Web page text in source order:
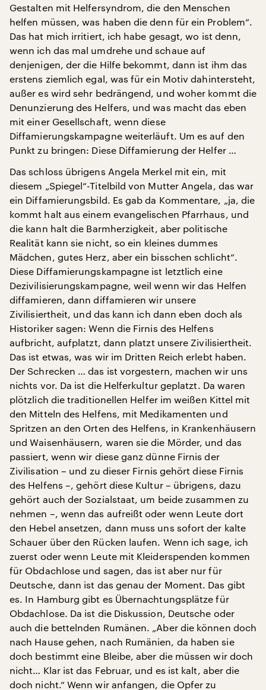
Gestalten mit Helfersyndrom, die den Menschen
helfen müssen, was haben die denn für ein Problem“.
Das hat mich irritiert, ich habe gesagt, wo ist denn,
wenn ich das mal umdrehe und schaue auf
denjenigen, der die Hilfe bekommt, dann ist ihm das
erstens ziemlich egal, was für ein Motiv dahintersteht,
außer es wird sehr bedrängend, und woher kommt die
Denunzierung des Helfers, und was macht das eben
mit einer Gesellschaft, wenn diese
Diffamierungskampagne weiterläuft. Um es auf den
Punkt zu bringen: Diese Diffamierung der Helfer …
Das schloss übrigens Angela Merkel mit ein, mit
diesem „Spiegel“-Titelbild von Mutter Angela, das war
ein Diffamierungsbild. Es gab da Kommentare, „ja, die
kommt halt aus einem evangelischen Pfarrhaus, und
die kann halt die Barmherzigkeit, aber politische
Realität kann sie nicht, so ein kleines dummes
Mädchen, gutes Herz, aber ein bisschen schlicht“.
Diese Diffamierungskampagne ist letztlich eine
Dezivilisierungskampagne, weil wenn wir das Helfen
diffamieren, dann diffamieren wir unsere
Zivilisiertheit, und das kann ich dann eben doch als
Historiker sagen: Wenn die Firnis des Helfens
aufbricht, aufplatzt, dann platzt unsere Zivilisiertheit.
Das ist etwas, was wir im Dritten Reich erlebt haben.
Der Schrecken … das ist vorgestern, machen wir uns
nichts vor. Da ist die Helferkultur geplatzt. Da waren
plötzlich die traditionellen Helfer im weißen Kittel mit
den Mitteln des Helfens, mit Medikamenten und
Spritzen an den Orten des Helfens, in Krankenhäusern
und Waisenhäusern, waren sie die Mörder, und das
passiert, wenn wir diese ganz dünne Firnis der
Zivilisation – und zu dieser Firnis gehört diese Firnis
des Helfens –, gehört diese Kultur – übrigens, dazu
gehört auch der Sozialstaat, um beide zusammen zu
nehmen –, wenn das aufreißt oder wenn Leute dort
den Hebel ansetzen, dann muss uns sofort der kalte
Schauer über den Rücken laufen. Wenn ich sage, ich
zuerst oder wenn Leute mit Kleiderspenden kommen
für Obdachlose und sagen, das ist aber nur für
Deutsche, dann ist das genau der Moment. Das gibt
es. In Hamburg gibt es Übernachtungsplätze für
Obdachlose. Da ist die Diskussion, Deutsche oder
auch die bettelnden Rumänen. „Aber die können doch
nach Hause gehen, nach Rumänien, da haben sie
doch bestimmt eine Bleibe, aber die müssen wir doch
nicht… Klar ist das Februar, und es ist kalt, aber die
doch nicht.“ Wenn wir anfangen, die Opfer zu